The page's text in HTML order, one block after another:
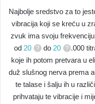
Najbolje sredstvo za to
vibracija koji se kreću u
zvuk ima svoju
od 20 do 20
.000
koje ih potom pretvara u
duž slušnog nerva prema
te talase i šalju ih u
prihvataju te vibracije i